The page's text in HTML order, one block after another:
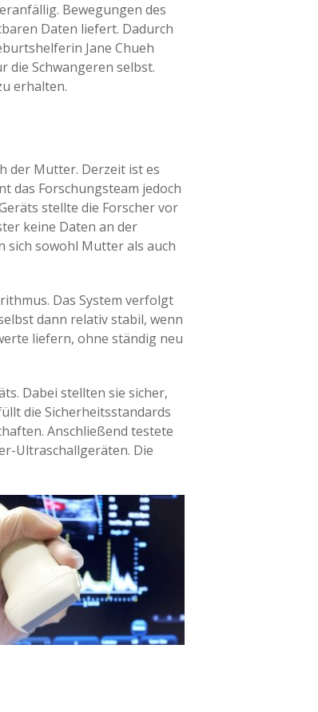
Bewegungen des
Daten liefert. Dadurch
Jane Chueh
die Schwangeren selbst.
erhalten.
der Mutter. Derzeit ist es
das Forschungsteam jedoch
stellte die Forscher vor
keine Daten an der
sich sowohl Mutter als auch
Das System verfolgt
dann relativ stabil, wenn
liefern, ohne ständig neu
Dabei stellten sie sicher,
die Sicherheitsstandards
Anschließend testete
Ultraschallgeräten. Die